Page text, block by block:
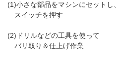
(1)小さな部品をマシンにセットし、
スイッチを押す
(2)ドリルなどの工具を使って
バリ取り＆仕上げ作業